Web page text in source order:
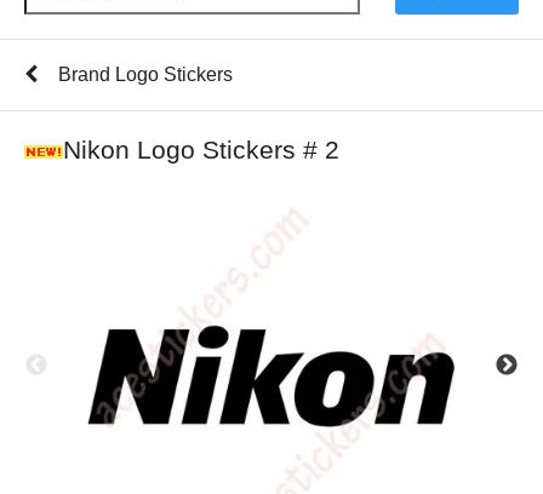
Brand Logo Stickers
Nikon Logo Stickers # 2